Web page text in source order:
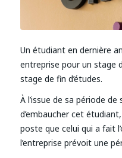
Un étudiant en dernière
entreprise pour un stage
stage de fin d’études.
À l’issue de sa période de
d’embaucher cet
poste que celui qui a fait
l’entreprise prévoit une